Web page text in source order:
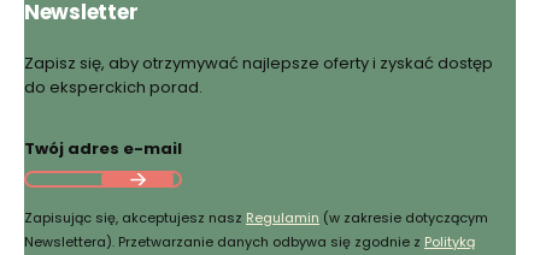
Newsletter
Zapisz się, aby otrzymywać najlepsze oferty i zyskać dostęp
do eksperckich porad.
Twój adres e-mail
Zapisując się, akceptujesz nasz Regulamin (w zakresie dotyczącym
Newslettera). Przetwarzanie danych odbywa się zgodnie z Polityką